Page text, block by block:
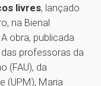
livres, lançado
na Bienal
obra, publicada
professoras da
(FAU), da
(UPM), Maria